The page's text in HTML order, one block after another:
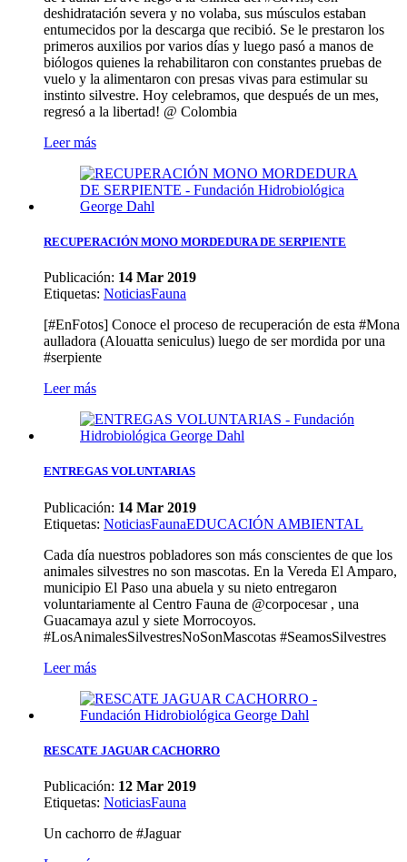
deshidratación severa y no volaba, sus músculos estaban
entumecidos por la descarga que recibió. Se le prestaron los
primeros auxilios por varios días y luego pasó a manos de
biólogos quienes la rehabilitaron con constantes pruebas de
vuelo y la alimentaron con presas vivas para estimular su
instinto silvestre. Hoy celebramos, que después de un mes,
regresó a la libertad! @ Colombia
Leer más
RECUPERACIÓN MONO MORDEDURA DE SERPIENTE
Publicación: 14 Mar 2019
Etiquetas: NoticiasFauna
[#EnFotos] Conoce el proceso de recuperación de esta #Mona
aulladora (Alouatta seniculus) luego de ser mordida por una
#serpiente
Leer más
ENTREGAS VOLUNTARIAS
Publicación: 14 Mar 2019
Etiquetas: NoticiasFaunaEDUCACIÓN AMBIENTAL
Cada día nuestros pobladores son más conscientes de que los
animales silvestres no son mascotas. En la Vereda El Amparo,
municipio El Paso una abuela y su nieto entregaron
voluntariamente al Centro Fauna de @corpocesar , una
Guacamaya azul y siete Morrocoyos.
#LosAnimalesSilvestresNoSonMascotas #SeamosSilvestres
Leer más
RESCATE JAGUAR CACHORRO
Publicación: 12 Mar 2019
Etiquetas: NoticiasFauna
Un cachorro de #Jaguar